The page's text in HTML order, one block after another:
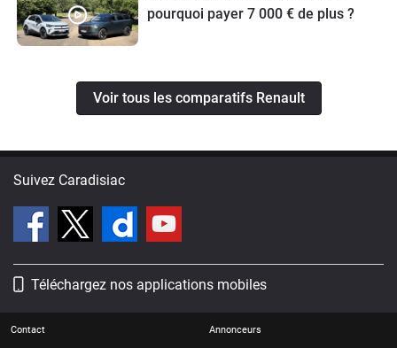
pourquoi payer 7 000 € de plus ?
Voir tous les comparatifs Renault
Suivez Caradisiac
Téléchargez nos applications mobiles
Contact Annonceurs